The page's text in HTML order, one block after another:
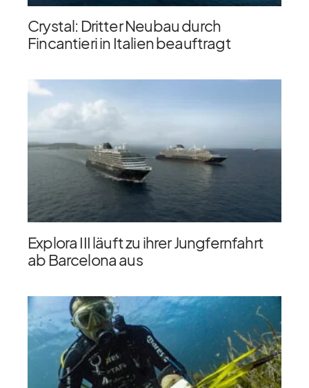
Crystal: Dritter Neubau durch
Fincantieri in Italien beauftragt
Explora III läuft zu ihrer Jungfernfahrt
ab Barcelona aus